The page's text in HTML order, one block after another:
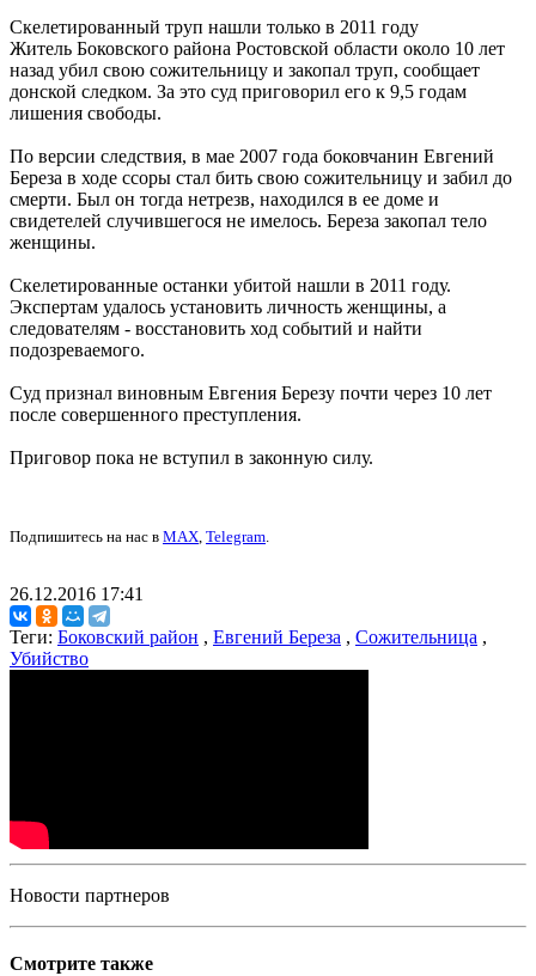
Скелетированный труп нашли только в 2011 году
Житель Боковского района Ростовской области около 10 лет
назад убил свою сожительницу и закопал труп, сообщает
донской следком. За это суд приговорил его к 9,5 годам
лишения свободы.
По версии следствия, в мае 2007 года боковчанин Евгений
Береза в ходе ссоры стал бить свою сожительницу и забил до
смерти. Был он тогда нетрезв, находился в ее доме и
свидетелей случившегося не имелось. Береза закопал тело
женщины.
Скелетированные останки убитой нашли в 2011 году.
Экспертам удалось установить личность женщины, а
следователям - восстановить ход событий и найти
подозреваемого.
Суд признал виновным Евгения Березу почти через 10 лет
после совершенного преступления.
Приговор пока не вступил в законную силу.
Подпишитесь на нас в MAX, Telegram.
26.12.2016 17:41
Теги: Боковский район , Евгений Береза , Сожительница ,
Убийство
Новости партнеров
Смотрите также